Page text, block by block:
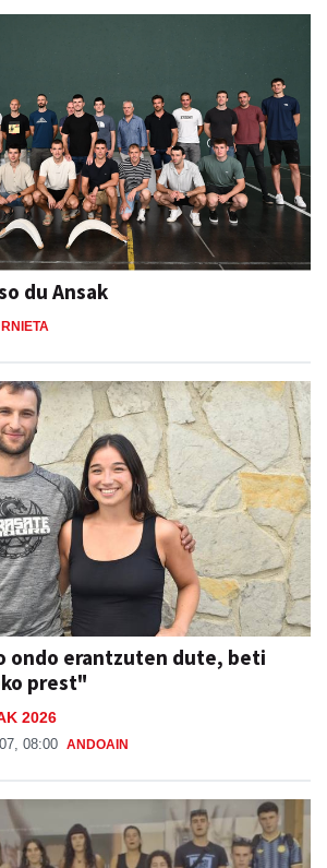
du Ansak
ondo erantzuten dute, beti
prest"
2026
08:00 ANDOAIN